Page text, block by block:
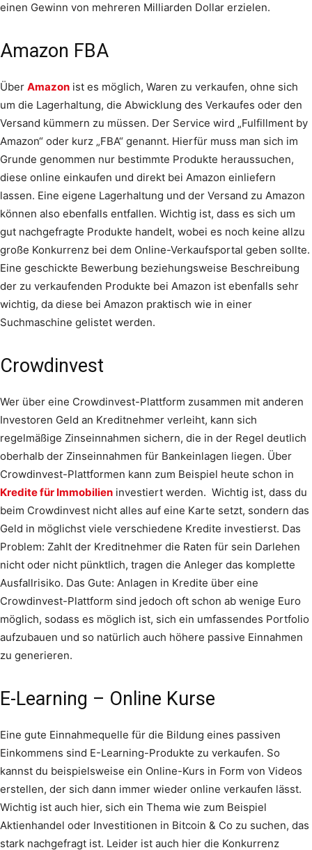
einen Gewinn von mehreren Milliarden Dollar erzielen.
Amazon FBA
Über Amazon ist es möglich, Waren zu verkaufen, ohne sich
um die Lagerhaltung, die Abwicklung des Verkaufes oder den
Versand kümmern zu müssen. Der Service wird „Fulfillment by
Amazon“ oder kurz „FBA“ genannt. Hierfür muss man sich im
Grunde genommen nur bestimmte Produkte heraussuchen,
diese online einkaufen und direkt bei Amazon einliefern
lassen. Eine eigene Lagerhaltung und der Versand zu Amazon
können also ebenfalls entfallen. Wichtig ist, dass es sich um
gut nachgefragte Produkte handelt, wobei es noch keine allzu
große Konkurrenz bei dem Online-Verkaufsportal geben sollte.
Eine geschickte Bewerbung beziehungsweise Beschreibung
der zu verkaufenden Produkte bei Amazon ist ebenfalls sehr
wichtig, da diese bei Amazon praktisch wie in einer
Suchmaschine gelistet werden.
Crowdinvest
Wer über eine Crowdinvest-Plattform zusammen mit anderen
Investoren Geld an Kreditnehmer verleiht, kann sich
regelmäßige Zinseinnahmen sichern, die in der Regel deutlich
oberhalb der Zinseinnahmen für Bankeinlagen liegen. Über
Crowdinvest-Plattformen kann zum Beispiel heute schon in
Kredite für Immobilien investiert werden. Wichtig ist, dass du
beim Crowdinvest nicht alles auf eine Karte setzt, sondern das
Geld in möglichst viele verschiedene Kredite investierst. Das
Problem: Zahlt der Kreditnehmer die Raten für sein Darlehen
nicht oder nicht pünktlich, tragen die Anleger das komplette
Ausfallrisiko. Das Gute: Anlagen in Kredite über eine
Crowdinvest-Plattform sind jedoch oft schon ab wenige Euro
möglich, sodass es möglich ist, sich ein umfassendes Portfolio
aufzubauen und so natürlich auch höhere passive Einnahmen
zu generieren.
E-Learning – Online Kurse
Eine gute Einnahmequelle für die Bildung eines passiven
Einkommens sind E-Learning-Produkte zu verkaufen. So
kannst du beispielsweise ein Online-Kurs in Form von Videos
erstellen, der sich dann immer wieder online verkaufen lässt.
Wichtig ist auch hier, sich ein Thema wie zum Beispiel
Aktienhandel oder Investitionen in Bitcoin & Co zu suchen, das
stark nachgefragt ist. Leider ist auch hier die Konkurrenz